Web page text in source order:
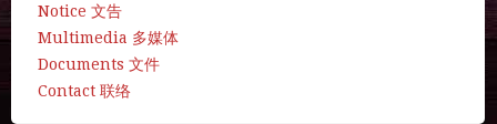
Notice 文告
Multimedia 多媒体
Documents 文件
Contact 联络